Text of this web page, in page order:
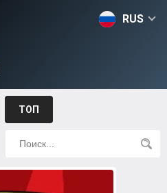
RUS
ТОП